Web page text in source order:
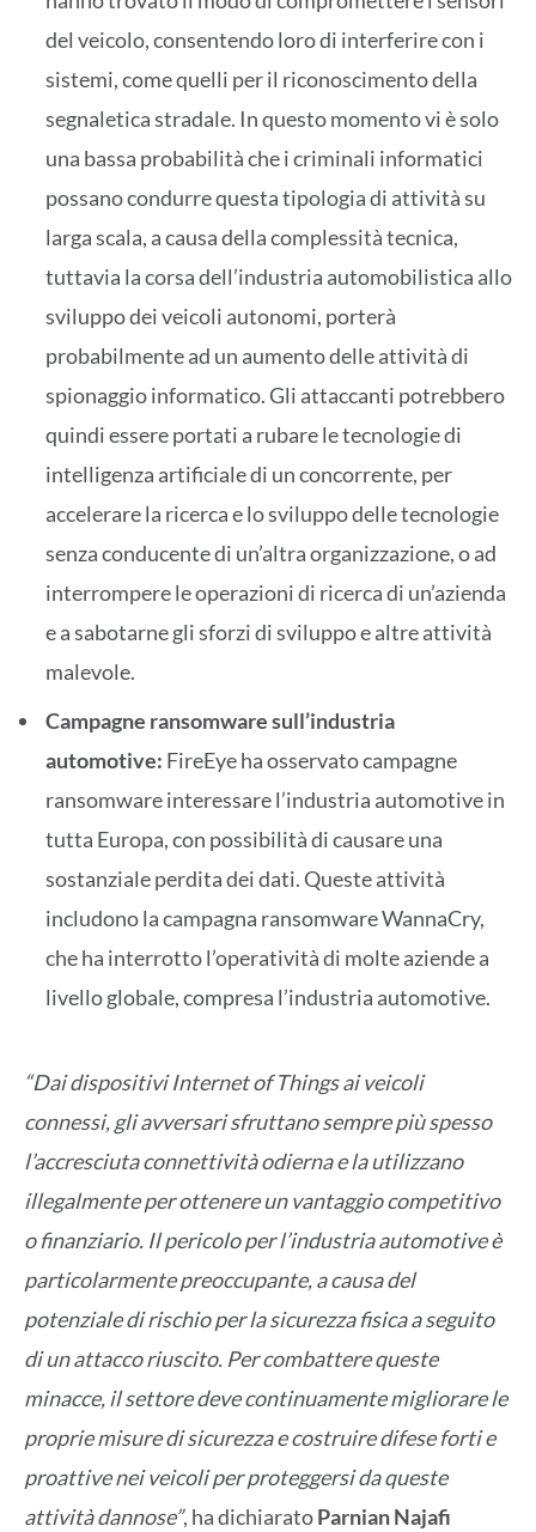
del veicolo, consentendo loro di interferire con i
sistemi, come quelli per il riconoscimento della
segnaletica stradale. In questo momento vi è solo
una bassa probabilità che i criminali informatici
possano condurre questa tipologia di attività su
larga scala, a causa della complessità tecnica,
tuttavia la corsa dell’industria automobilistica allo
sviluppo dei veicoli autonomi, porterà
probabilmente ad un aumento delle attività di
spionaggio informatico. Gli attaccanti potrebbero
quindi essere portati a rubare le tecnologie di
intelligenza artificiale di un concorrente, per
accelerare la ricerca e lo sviluppo delle tecnologie
senza conducente di un’altra organizzazione, o ad
interrompere le operazioni di ricerca di un’azienda
e a sabotarne gli sforzi di sviluppo e altre attività
malevole.
Campagne ransomware sull’industria
automotive: FireEye ha osservato campagne
ransomware interessare l’industria automotive in
tutta Europa, con possibilità di causare una
sostanziale perdita dei dati. Queste attività
includono la campagna ransomware WannaCry,
che ha interrotto l’operatività di molte aziende a
livello globale, compresa l’industria automotive.
“Dai dispositivi Internet of Things ai veicoli
connessi, gli avversari sfruttano sempre più spesso
l’accresciuta connettività odierna e la utilizzano
illegalmente per ottenere un vantaggio competitivo
o finanziario. Il pericolo per l’industria automotive è
particolarmente preoccupante, a causa del
potenziale di rischio per la sicurezza fisica a seguito
di un attacco riuscito. Per combattere queste
minacce, il settore deve continuamente migliorare le
proprie misure di sicurezza e costruire difese forti e
proattive nei veicoli per proteggersi da queste
attività dannose”, ha dichiaratoParnian Najafi